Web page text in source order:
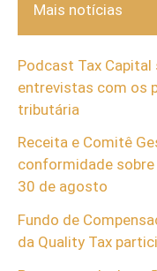
Mais notícias
Podcast Tax
entrevistas com os
tributária
Receita e Comitê
conformidade sobre
30 de agosto
Fundo de
da Quality Tax